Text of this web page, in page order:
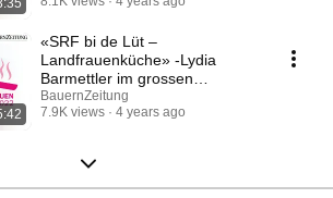
«SRF bi de Lüt –
Landfrauenküche» -Lydia
Barmettler im grossen
Videoporträt
BauernZeitung
7.9K views
4 years ago